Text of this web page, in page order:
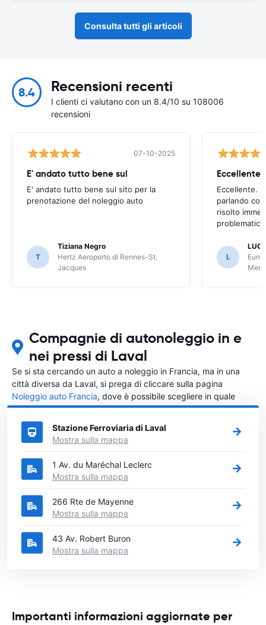
Consulta tutti gli articoli
8.4 Recensioni recenti
I clienti ci valutano con un 8.4/10 su 108006
recensioni
07-10-2025
E' andato tutto bene sul
E' andato tutto bene sul sito per la
prenotazione del noleggio auto
T
Tiziana Negro
Hertz Aeroporto di Rennes-St.
Jacques
Eccellente.
parlando
risolto
L
Compagnie di autonoleggio in e
nei pressi di Laval
Se si sta cercando un auto a noleggio in Francia, ma in una
città diversa da Laval, si prega di cliccare sulla pagina
Noleggio auto Francia, dove è possibile scegliere in quale
città in Francia si vuole noleggiare l'auto.
Stazione Ferroviaria di Laval
Mostra sulla mappa
1 Av. du Maréchal Leclerc
Mostra sulla mappa
266 Rte de Mayenne
Mostra sulla mappa
43 Av. Robert Buron
Mostra sulla mappa
Importanti informazioni aggiornate per